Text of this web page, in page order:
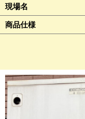
現場名
商品仕様